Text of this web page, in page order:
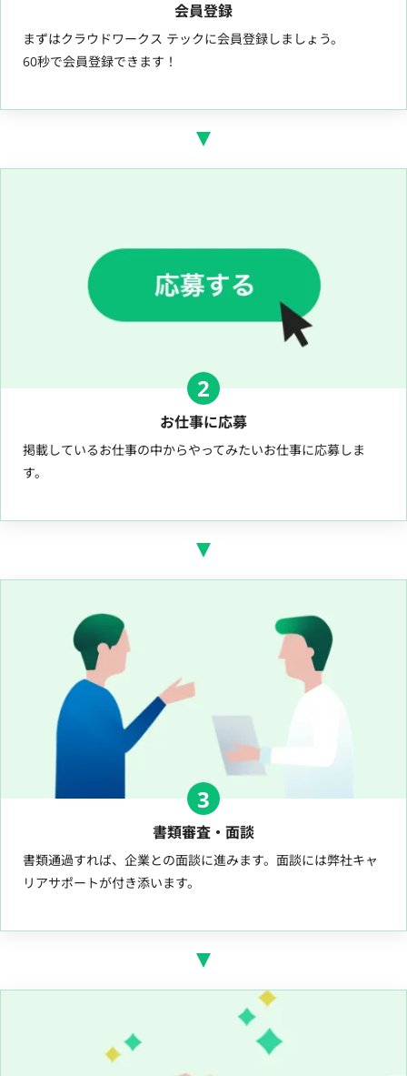
会員登録
まずはクラウドワークス テックに会員登録しましょう。
60秒で会員登録できます！
2
お仕事に応募
掲載しているお仕事の中からやってみたいお仕事に応募しま
す。
3
書類審査・面談
書類通過すれば、企業との面談に進みます。面談には弊社キャ
リアサポートが付き添います。